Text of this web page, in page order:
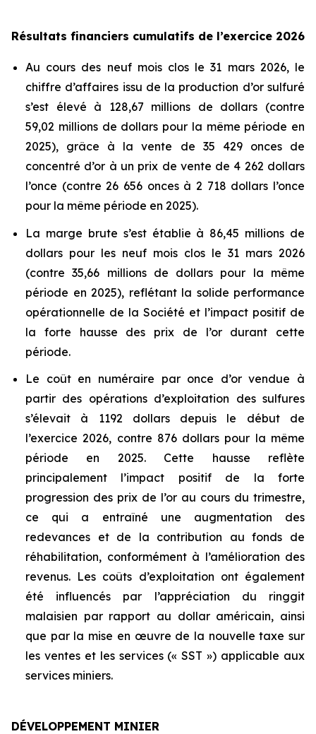
Résultats financiers cumulatifs de l’exercice 2026
Au cours des neuf mois clos le 31 mars 2026, le
chiffre d’affaires issu de la production d’or sulfuré
s’est élevé à 128,67 millions de dollars (contre
59,02 millions de dollars pour la même période en
2025), grâce à la vente de 35 429 onces de
concentré d’or à un prix de vente de 4 262 dollars
l’once (contre 26 656 onces à 2 718 dollars l’once
pour la même période en 2025).
La marge brute s’est établie à 86,45 millions de
dollars pour les neuf mois clos le 31 mars 2026
(contre 35,66 millions de dollars pour la même
période en 2025), reflétant la solide performance
opérationnelle de la Société et l’impact positif de
la forte hausse des prix de l’or durant cette
période.
Le coût en numéraire par once d’or vendue à
partir des opérations d’exploitation des sulfures
s’élevait à 1192 dollars depuis le début de
l’exercice 2026, contre 876 dollars pour la même
période en 2025. Cette hausse reflète
principalement l’impact positif de la forte
progression des prix de l’or au cours du trimestre,
ce qui a entraîné une augmentation des
redevances et de la contribution au fonds de
réhabilitation, conformément à l’amélioration des
revenus. Les coûts d’exploitation ont également
été influencés par l’appréciation du ringgit
malaisien par rapport au dollar américain, ainsi
que par la mise en œuvre de la nouvelle taxe sur
les ventes et les services (« SST ») applicable aux
services miniers.
DÉVELOPPEMENT MINIER